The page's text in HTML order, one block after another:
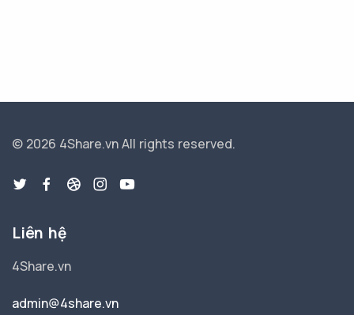
© 2026 4Share.vnAll rights reserved.
Liên hệ
4Share.vn
admin@4share.vn